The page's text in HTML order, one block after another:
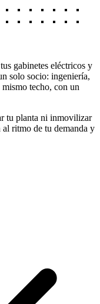
gabinetes eléctricos y
solo socio: ingeniería,
techo, con un
tu planta ni inmovilizar
ritmo de tu demanda y